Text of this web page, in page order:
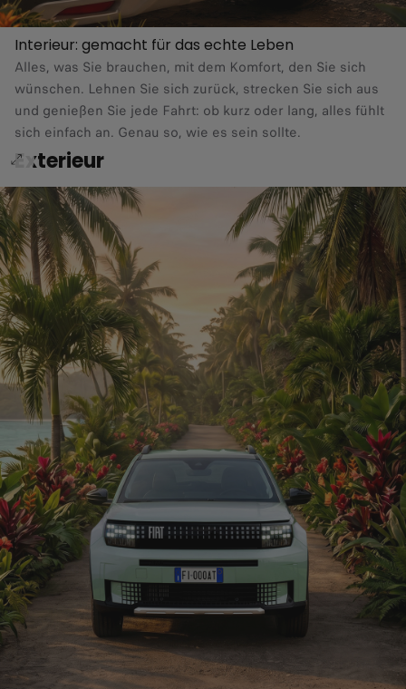
Interieur: gemacht für das echte Leben​
Alles, was Sie brauchen, mit dem Komfort, den Sie sich
wünschen. Lehnen Sie sich zurück, strecken Sie sich aus
und genießen Sie jede Fahrt: ob kurz oder lang, alles fühlt
sich einfach an. Genau so, wie es sein sollte.
Exterieur